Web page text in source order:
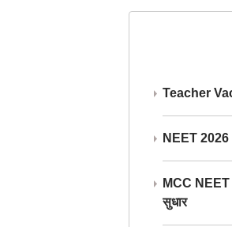
Teacher
NEET 2026
MCC NEET
सुधार